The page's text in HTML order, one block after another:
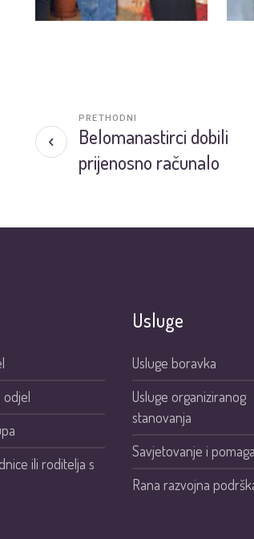
Belomanastirci dobili
prijenosno računalo
PRETHODNI
odjel
ili roditelja s
Usluge
Usluge boravka
Usluge organiziranog
stanovanja
Savjetovanje i
Rana razvojna